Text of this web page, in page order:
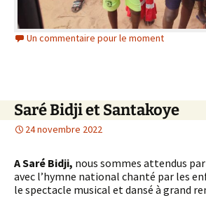
Un commentaire pour le moment
Saré Bidji et Santakoye
24 novembre 2022
A Saré Bidji, nous sommes attendus
avec l’hymne national chanté par les
le spectacle musical et dansé à grand